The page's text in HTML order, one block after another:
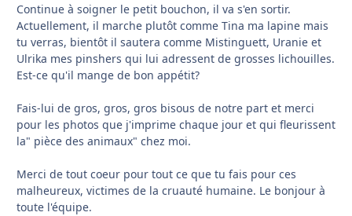
Continue à soigner le petit bouchon, il va s'en sortir.
Actuellement, il marche plutôt comme Tina ma lapine mais
tu verras, bientôt il sautera comme Mistinguett, Uranie et
Ulrika mes pinshers qui lui adressent de grosses lichouilles.
Est-ce qu'il mange de bon appétit?
Fais-lui de gros, gros, gros bisous de notre part et merci
pour les photos que j'imprime chaque jour et qui fleurissent
la" pièce des animaux" chez moi.
Merci de tout coeur pour tout ce que tu fais pour ces
malheureux, victimes de la cruauté humaine. Le bonjour à
toute l'équipe.